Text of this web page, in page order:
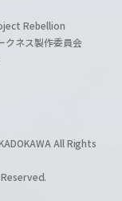
Rebellion
クネス製作委員会
All Rights